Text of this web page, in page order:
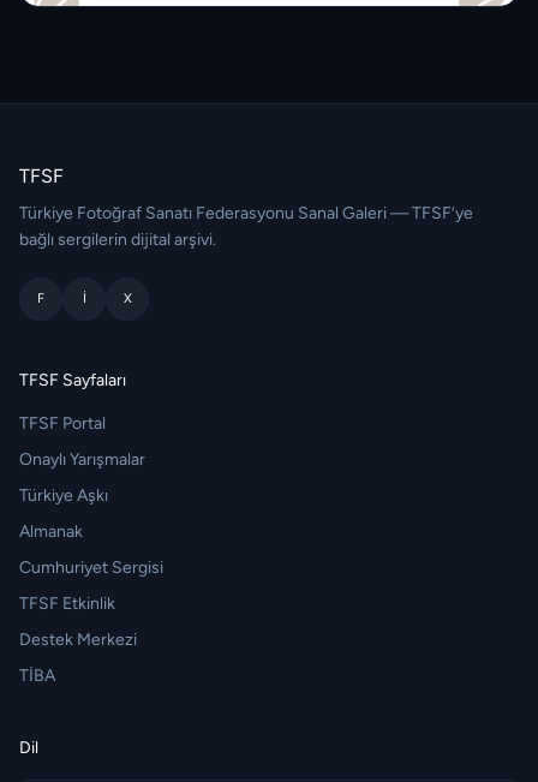
TFSF
Türkiye Fotoğraf Sanatı Federasyonu Sanal Galeri — TFSF’ye
bağlı sergilerin dijital arşivi.
F I X
TFSF Sayfaları
TFSF Portal
Onaylı Yarışmalar
Türkiye Aşkı
Almanak
Cumhuriyet Sergisi
TFSF Etkinlik
Destek Merkezi
TİBA
Dil